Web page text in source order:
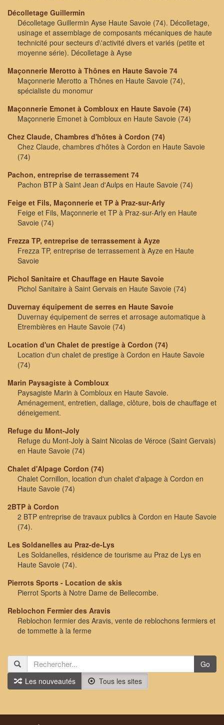
Décolletage Guillermin
Décolletage Guillermin Ayse Haute Savoie (74). Décolletage,
usinage et assemblage de composants mécaniques de haute
technicité pour secteurs d\'activité divers et variés (petite et
moyenne série). Décolletage à Ayse
Maçonnerie Merotto à Thônes en Haute Savoie 74
Maçonnerie Merotto a Thônes en Haute Savoie (74),
spécialiste du monomur
Maçonnerie Emonet à Combloux en Haute Savoie (74)
Maçonnerie Emonet à Combloux en Haute Savoie (74)
Chez Claude, Chambres d'hôtes à Cordon (74)
Chez Claude, chambres d'hôtes à Cordon en Haute Savoie
(74)
Pachon, entreprise de terrassement 74
Pachon BTP à Saint Jean d'Aulps en Haute Savoie (74)
Feige et Fils, Maçonnerie et TP à Praz-sur-Arly
Feige et Fils, Maçonnerie et TP à Praz-sur-Arly en Haute
Savoie (74)
Frezza TP, entreprise de terrassement à Ayze
Frezza TP, entreprise de terrassement à Ayze en Haute
Savoie
Pichol Sanitaire et Chauffage en Haute Savoie
Pichol Sanitaire à Saint Gervais en Haute Savoie (74)
Duvernay équipement de serres en Haute Savoie
Duvernay équipement de serres et arrosage automatique à
Etrembières en Haute Savoie (74)
Location d'un Chalet de prestige à Cordon (74)
Location d'un chalet de prestige à Cordon en Haute Savoie
(74)
Marin Paysagiste à Combloux
Paysagiste Marin à Combloux en Haute Savoie.
Aménagement, entretien, dallage, clôture, bois de chauffage et
déneigement.
Refuge du Mont-Joly
Refuge du Mont-Joly à Saint Nicolas de Véroce (Saint Gervais)
en Haute Savoie (74)
Chalet d'Alpage Cordon (74)
Chalet Cornillon, location d'un chalet d'alpage à Cordon en
Haute Savoie (74)
2BTP à Cordon
2 BTP entreprise de travaux publics à Cordon en Haute Savoie
(74).
Les Soldanelles au Praz-de-Lys
Les Soldanelles, résidence de tourisme au Praz de Lys en
Haute Savoie (74).
Pierrots Sports - Location de skis
Pierrot Sports à Notre Dame de Bellecombe.
Reblochon Fermier des Aravis
Reblochon fermier des Aravis, vente de reblochons fermiers et
de tommette à la ferme
Go
Les nouveautés
Tous les sites